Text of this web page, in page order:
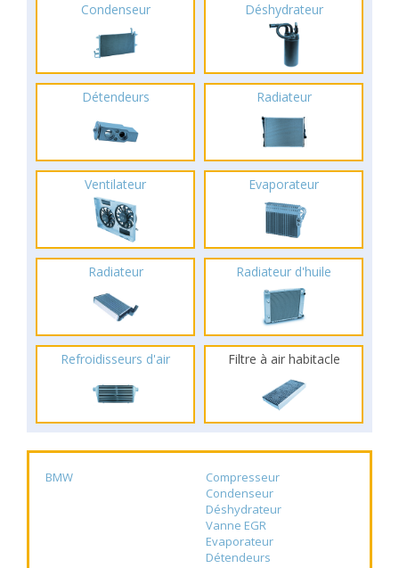
Condenseur Déshydrateur
Détendeurs Radiateur
Ventilateur Evaporateur
Radiateur Radiateur d'huile
Refroidisseurs d'air Filtre à air habitacle
BMW
Compresseur
Condenseur
Déshydrateur
Vanne EGR
Evaporateur
Détendeurs